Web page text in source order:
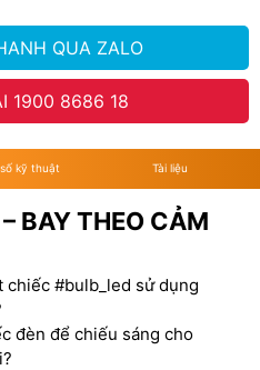
QUA ZALO
1900 8686 18
kỹ thuật Tài liệu
BAY THEO CẢM
chiếc #bulb_led sử dụng
đèn để chiếu sáng cho